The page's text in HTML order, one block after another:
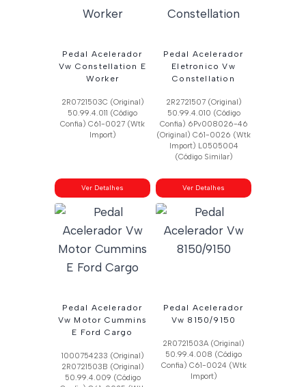
Pedal Acelerador
Vw Constellation E
Worker
2R0721503C (Original)
50.99.4.011 (Código
Confia) C61-0027 (Wtk
Import)
Ver Detalhes
Pedal Acelerador
Eletronico Vw
Constellation
2R2721507 (Original)
50.99.4.010 (Código
Confia) 6Pv008026-46
(Original) C61-0026 (Wtk
Import) L0505004
(Código Similar)
Ver Detalhes
Pedal Acelerador
Vw Motor Cummins
E Ford Cargo
1000754233 (Original)
2R0721503B (Original)
50.99.4.009 (Código
Pedal Acelerador
Vw 8150/9150
2R0721503A (Original)
50.99.4.008 (Código
Confia) C61-0024 (Wtk
Import)